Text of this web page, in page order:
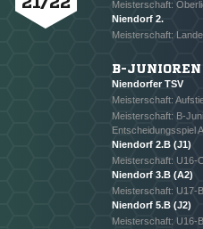
Meisterschaft:
Niendorf 2.
Meisterschaft:
B-JUNIOREN
Niendorfer TSV
Meisterschaft:
Meisterschaft: B-
Entscheidungsspiel
Niendorf 2.B (J1)
Meisterschaft: U16-
Niendorf 3.B (A2)
Meisterschaft: U17-
Niendorf 5.B (J2)
Meisterschaft: U16-